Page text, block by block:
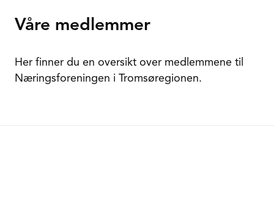
Våre medlemmer
Her finner du en oversikt over medlemmene til
Næringsforeningen i Tromsøregionen.